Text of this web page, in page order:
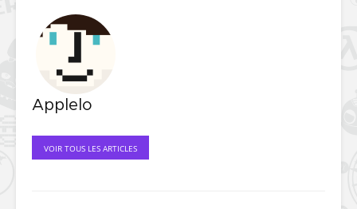
Applelo
VOIR TOUS LES ARTICLES